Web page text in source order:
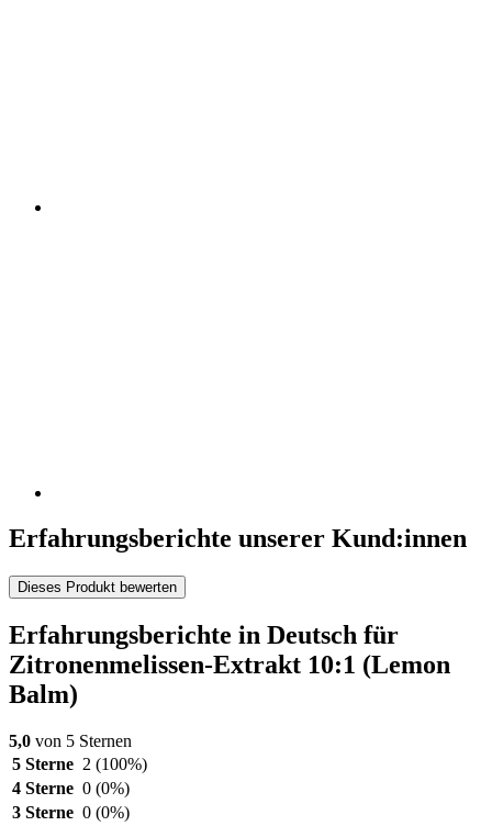
Erfahrungsberichte unserer Kund:innen
Dieses Produkt bewerten
Erfahrungsberichte in Deutsch für
Zitronenmelissen-Extrakt 10:1 (Lemon
Balm)
5,0 von 5 Sternen
5 Sterne 2 (100%)
4 Sterne 0 (0%)
3 Sterne 0 (0%)